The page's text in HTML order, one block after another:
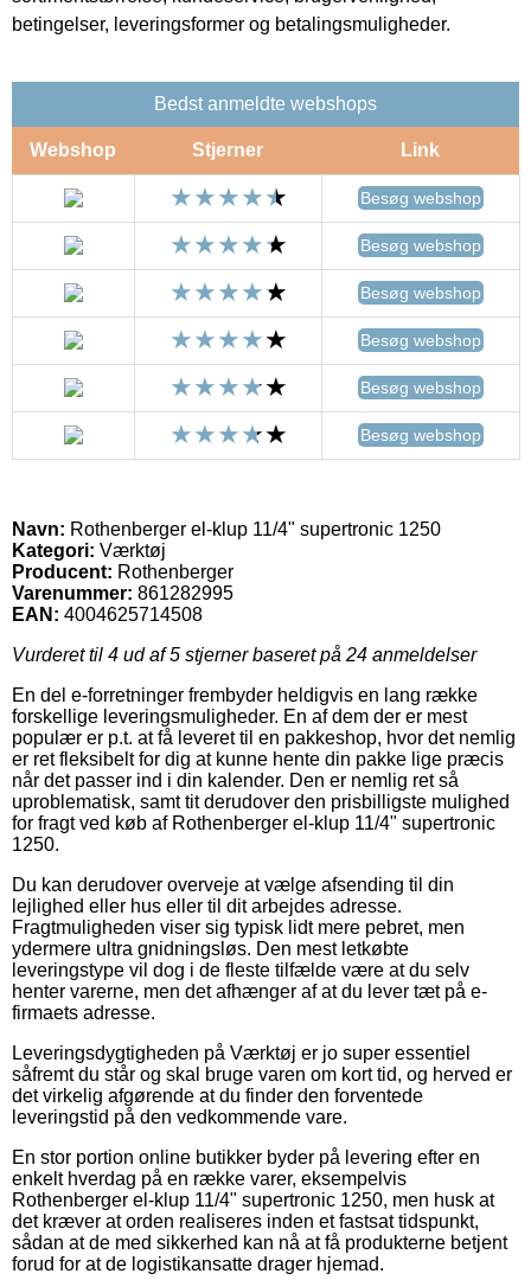
betingelser, leveringsformer og betalingsmuligheder.
Bedst anmeldte webshops
Webshop Stjerner Link
Besøg webshop
Besøg webshop
Besøg webshop
Besøg webshop
Besøg webshop
Besøg webshop
Navn: Rothenberger el-klup 11/4" supertronic 1250
Kategori: Værktøj
Producent: Rothenberger
Varenummer: 861282995
EAN: 4004625714508
Vurderet til 4 ud af 5 stjerner baseret på 24 anmeldelser
En del e-forretninger frembyder heldigvis en lang række
forskellige leveringsmuligheder. En af dem der er mest
populær er p.t. at få leveret til en pakkeshop, hvor det nemlig
er ret fleksibelt for dig at kunne hente din pakke lige præcis
når det passer ind i din kalender. Den er nemlig ret så
uproblematisk, samt tit derudover den prisbilligste mulighed
for fragt ved køb af Rothenberger el-klup 11/4" supertronic
1250.
Du kan derudover overveje at vælge afsending til din
lejlighed eller hus eller til dit arbejdes adresse.
Fragtmuligheden viser sig typisk lidt mere pebret, men
ydermere ultra gnidningsløs. Den mest letkøbte
leveringstype vil dog i de fleste tilfælde være at du selv
henter varerne, men det afhænger af at du lever tæt på e-
firmaets adresse.
Leveringsdygtigheden på Værktøj er jo super essentiel
såfremt du står og skal bruge varen om kort tid, og herved er
det virkelig afgørende at du finder den forventede
leveringstid på den vedkommende vare.
En stor portion online butikker byder på levering efter en
enkelt hverdag på en række varer, eksempelvis
Rothenberger el-klup 11/4" supertronic 1250, men husk at
det kræver at orden realiseres inden et fastsat tidspunkt,
sådan at de med sikkerhed kan nå at få produkterne betjent
forud for at de logistikansatte drager hjemad.